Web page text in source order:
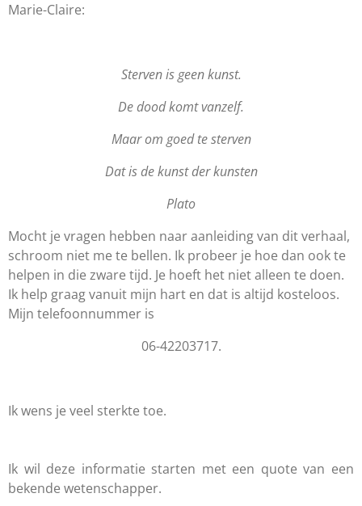
Marie-Claire:
Sterven is geen kunst.
De dood komt vanzelf.
Maar om goed te sterven
Dat is de kunst der kunsten
Plato
Mocht je vragen hebben naar aanleiding van dit verhaal,
schroom niet me te bellen. Ik probeer je hoe dan ook te
helpen in die zware tijd. Je hoeft het niet alleen te doen.
Ik help graag vanuit mijn hart en dat is altijd kosteloos.
Mijn telefoonnummer is
06-42203717.
Ik wens je veel sterkte toe.
Ik wil deze informatie starten met een quote van een
bekende wetenschapper.